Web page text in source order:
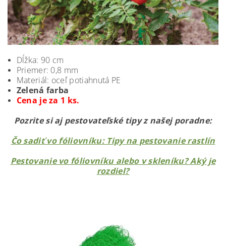
Dĺžka: 90 cm
Priemer: 0,8 mm
Materiál: oceľ potiahnutá PE
Zelená farba
Cena je za 1 ks.
Pozrite si aj pestovateľské tipy z našej poradne:
Čo sadiť vo fóliovníku: Tipy na pestovanie rastlín
Pestovanie vo fóliovníku alebo v skleníku? Aký je
rozdiel?